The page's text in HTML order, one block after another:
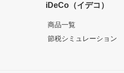
iDeCo（イデコ）
商品一覧
節税シミュレーション